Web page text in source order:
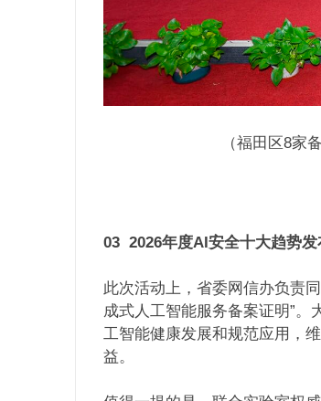
（福田区8家
03 2026年度AI安全十大趋势发
此次活动上，省委网信办负责
成式人工智能服务备案证明”。
工智能健康发展和规范应用，
益。